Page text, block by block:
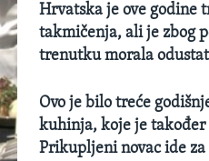
Hrvatska je ove godine
takmičenja, ali je zbog
trenutku morala
Ovo je bilo treće
kuhinja, koje je
Prikupljeni novac ide